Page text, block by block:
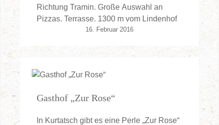
Richtung Tramin. Große Auswahl an
Pizzas. Terrasse. 1300 m vom Lindenhof
16. Februar 2016
Gasthof „Zur Rose“
In Kurtatsch gibt es eine Perle „Zur Rose“